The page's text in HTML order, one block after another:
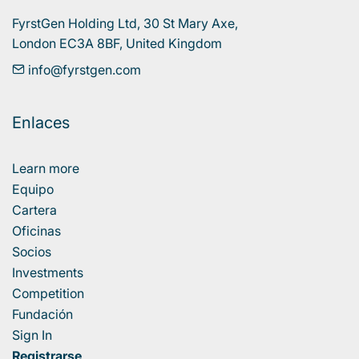
FyrstGen Holding Ltd, 30 St Mary Axe,
London EC3A 8BF, United Kingdom
info@fyrstgen.com
Enlaces
Learn more
Equipo
Cartera
Oficinas
Socios
Investments
Competition
Fundación
Sign In
Registrarse